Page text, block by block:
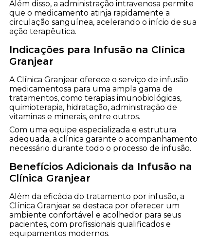
Além disso, a administração intravenosa permite
que o medicamento atinja rapidamente a
circulação sanguínea, acelerando o início de sua
ação terapêutica.
Indicações para Infusão na Clínica
Granjear
A Clínica Granjear oferece o serviço de infusão
medicamentosa para uma ampla gama de
tratamentos, como terapias imunobiológicas,
quimioterapia, hidratação, administração de
vitaminas e minerais, entre outros.
Com uma equipe especializada e estrutura
adequada, a clínica garante o acompanhamento
necessário durante todo o processo de infusão.
Benefícios Adicionais da Infusão na
Clínica Granjear
Além da eficácia do tratamento por infusão, a
Clínica Granjear se destaca por oferecer um
ambiente confortável e acolhedor para seus
pacientes, com profissionais qualificados e
equipamentos modernos.